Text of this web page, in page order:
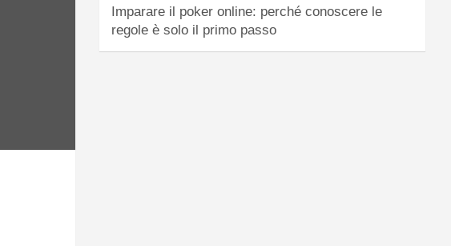
Imparare il poker online: perché conoscere le
regole è solo il primo passo